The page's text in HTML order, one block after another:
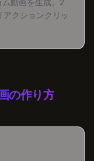
動画を生成。2
クションクリッ
の作り方